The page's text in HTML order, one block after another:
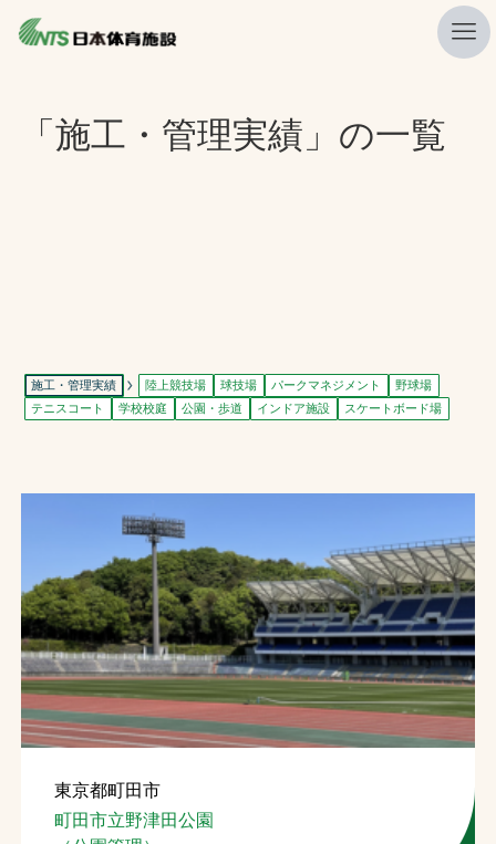
ニュース
会社概要
採用情報
お取引先の皆様へ
プライバシーポリシー
ソーシャルメディアポリシー
Instagram
FacebookYouTube
「施工・管理実績」の一覧
施工・管理実績 陸上競技場 球技場 パークマネジメント
野球場
テニスコート
学校校庭 公園・歩道 インドア施設 スケートボード場
東京都町田市
町田市立野津田公園